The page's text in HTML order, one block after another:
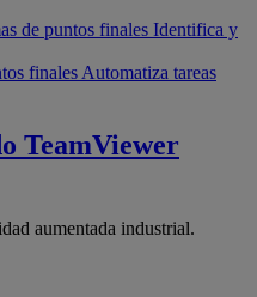
de puntos finales Identifica y
finales Automatiza tareas
TeamViewer
aumentada industrial.